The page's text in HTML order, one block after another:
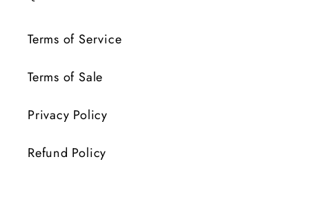
Terms of Service
Terms of Sale
Privacy Policy
Refund Policy